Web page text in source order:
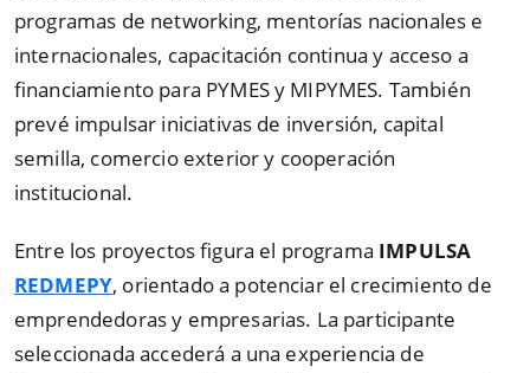
programas de networking, mentorías nacionales e
internacionales, capacitación continua y acceso a
financiamiento para PYMES y MIPYMES. También
prevé impulsar iniciativas de inversión, capital
semilla, comercio exterior y cooperación
institucional.
Entre los proyectos figura el programa IMPULSA
REDMEPY, orientado a potenciar el crecimiento de
emprendedoras y empresarias. La participante
seleccionada accederá a una experiencia de